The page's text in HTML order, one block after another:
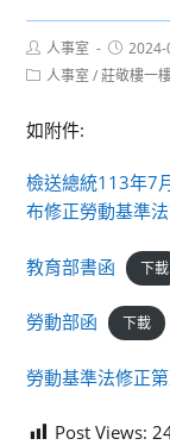
Post
author:
人事室
Post
Post人事室 / 莊敬樓一
如附件:
檢送總統113年7
布修正勞動基準
教育部書函 下載
勞動部函 下載
勞動基準法修正
Post Views: